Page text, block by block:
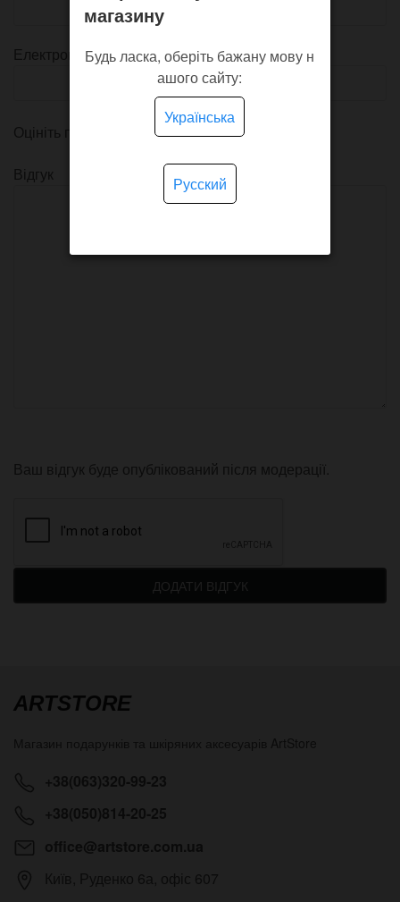
Електронна пошта
Оцініть продукт
Відгук
Ваш відгук буде опублікований після модерації.
ДОДАТИ ВІДГУК
ARTSTORE
магазину
Будь ласка, оберіть бажану мову н
ашого сайту:
Українська
Русский